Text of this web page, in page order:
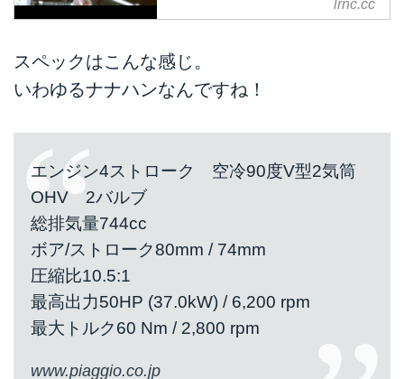
Ewan McGregor and Moto Guzzi
youtu.be
そう、われらがユアン・マクレガ
ーです。
モト・グッチィもいいですね。
lrnc.cc
スペックはこんな感じ。
いわゆるナナハンなんですね！
エンジン4ストローク 空冷90度V型2気筒
OHV 2バルブ
総排気量744cc
ボア/ストローク80mm / 74mm
圧縮比10.5:1
最高出力50HP (37.0kW) / 6,200 rpm
最大トルク60 Nm / 2,800 rpm
www.piaggio.co.jp